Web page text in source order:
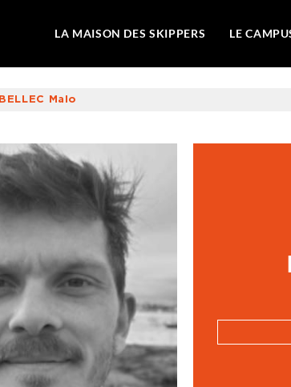
LA MAISON DES SKIPPERS LE
BELLEC Malo